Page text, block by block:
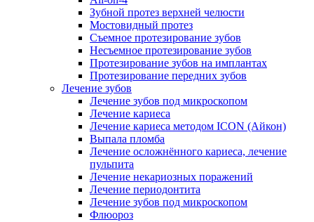
Зубной протез верхней челюсти
Мостовидный протез
Съемное протезирование зубов
Несъемное протезирование зубов
Протезирование зубов на имплантах
Протезирование передних зубов
Лечение зубов
Лечение зубов под микроскопом
Лечение кариеса
Лечение кариеса методом ICON (Айкон)
Выпала пломба
Лечение осложнённого кариеса, лечение
пульпита
Лечение некариозных поражений
Лечение периодонтита
Лечение зубов под микроскопом
Флюороз